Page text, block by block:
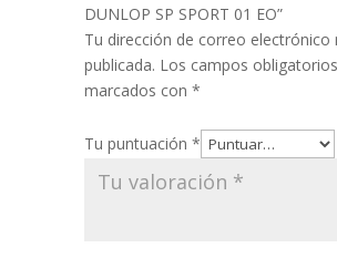
DUNLOP SP SPORT 01 EO”
Tu dirección de correo electrónico
publicada. Los campos
marcados con *
Tu puntuación *